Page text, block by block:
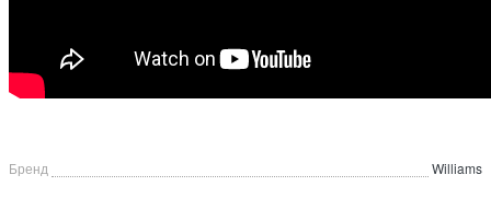
Бренд Williams